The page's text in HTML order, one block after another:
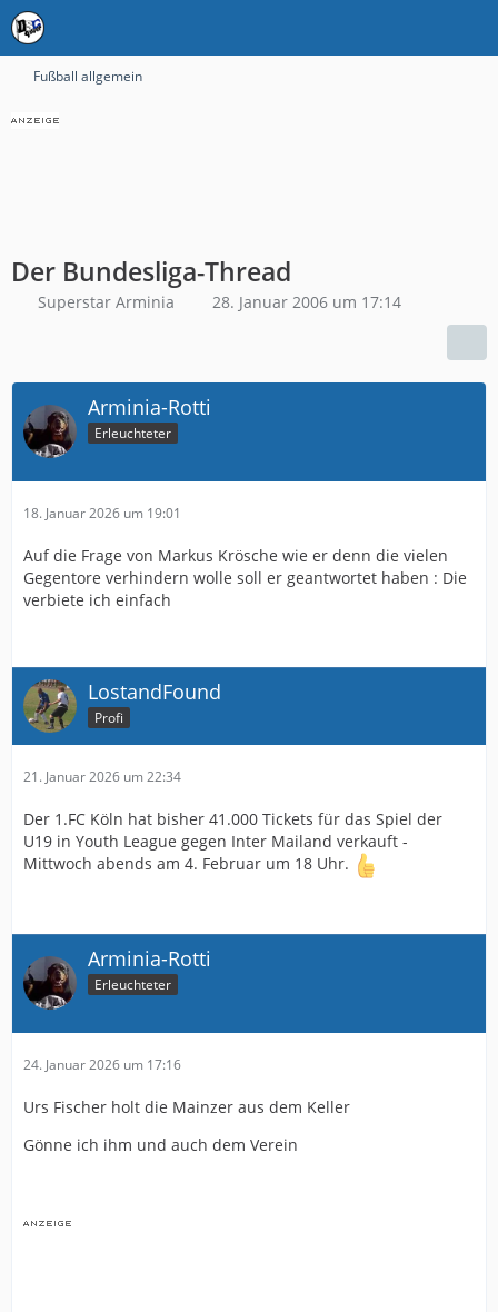
Fußball allgemein
Der Bundesliga-Thread
Superstar Arminia 28. Januar 2006 um 17:14
Arminia-Rotti
Erleuchteter
18. Januar 2026 um 19:01
Auf die Frage von Markus Krösche wie er denn die vielen
Gegentore verhindern wolle soll er geantwortet haben : Die
verbiete ich einfach
LostandFound
Profi
21. Januar 2026 um 22:34
Der 1.FC Köln hat bisher 41.000 Tickets für das Spiel der
U19 in Youth League gegen Inter Mailand verkauft -
Mittwoch abends am 4. Februar um 18 Uhr.
Arminia-Rotti
Erleuchteter
24. Januar 2026 um 17:16
Urs Fischer holt die Mainzer aus dem Keller
Gönne ich ihm und auch dem Verein